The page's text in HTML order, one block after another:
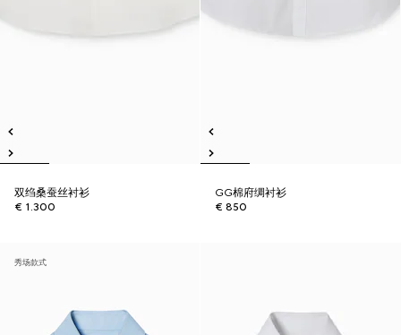
双绉桑蚕丝衬衫
€ 1.300
GG棉府绸衬衫
€ 850
秀场款式